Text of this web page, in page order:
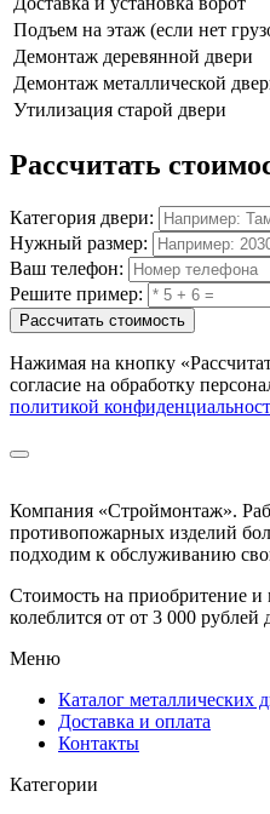
Подъем на этаж (если нет
Демонтаж деревянной двери
Демонтаж металлической
Утилизация старой двери
Рассчитать
Категория двери:
Нужный размер:
Ваш телефон:
Решите пример:
Рассчитать стоимость
Нажимая на кнопку
согласие на обработку
политикой
Компания «Строймонтаж».
противопожарных изделий
подходим к обслуживанию
Стоимость на приобритение и
колеблится от от 3 000 рублей
Меню
Каталог металлических
Доставка и оплата
Контакты
Категории